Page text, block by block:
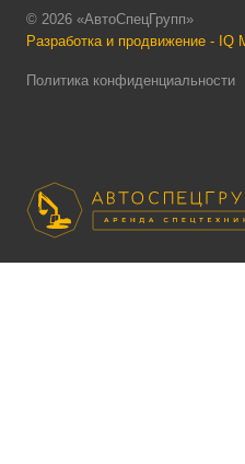
© 2026 «АвтоСпецГрупп»
Разработка и продвижение - IQ
Политика конфиденциальности